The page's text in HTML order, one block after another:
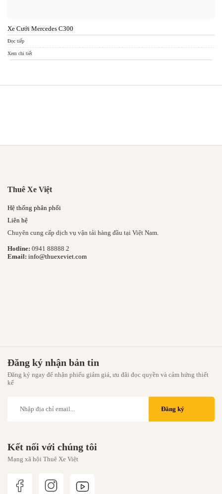
Xe Cưới Mercedes C300
Đọc tiếp
Xem chi tiết
Thuê Xe Việt
Hệ thống phân phối
Liên hệ
Chuyên cung cấp dịch vụ vận tải hàng đầu tại Việt Nam.
Hotline: 0941 88888 2
Email: info@thuexeviet.com
Đăng ký nhận bản tin
Đăng ký ngay để nhận phiếu giảm giá, ưu đãi đọc quyền và cảm hứng thiết
kế
Đăng ký
Kết nối với chúng tôi
Mạng xã hội Thuê Xe Việt